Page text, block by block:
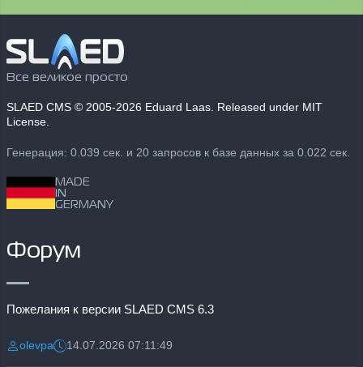
Все великое просто
SLAED CMS © 2005-2026 Eduard Laas. Released under MIT
License.
Генерация: 0.039 сек. и 20 запросов к базе данных за 0.022 сек.
MADE
IN
GERMANY
Форум
Пожелания к версии SLAED CMS 6.3
Разместил:
olevpaДата:14.07.2026 07:11:49